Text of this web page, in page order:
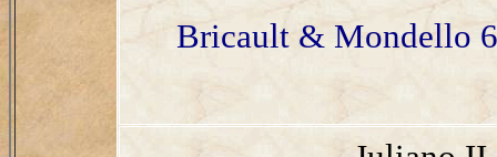
Bricault & Mondello